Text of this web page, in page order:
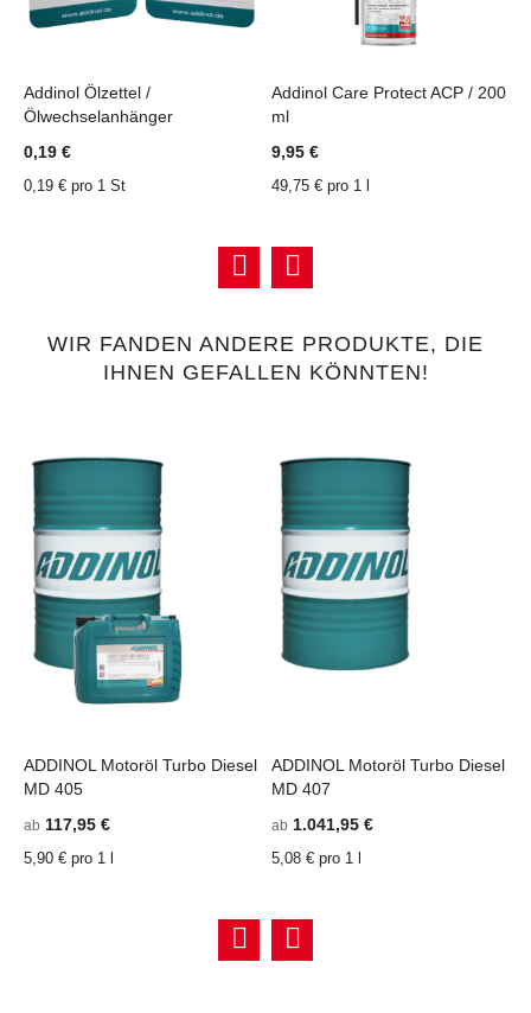
ZU ZU
Addinol Ölzettel /
Ölwechselanhänger
0,19 €
0,19 € pro 1 St
Addinol Care Protect ACP / 200
ml
9,95 €
49,75 € pro 1 l
WIR FANDEN ANDERE PRODUKTE, DIE
IHNEN GEFALLEN KÖNNTEN!
ADDINOL Motoröl Turbo Diesel
MD 405
ab 117,95 €
5,90 € pro 1 l
ADDINOL Motoröl Turbo Diesel
MD 407
ab 1.041,95 €
5,08 € pro 1 l